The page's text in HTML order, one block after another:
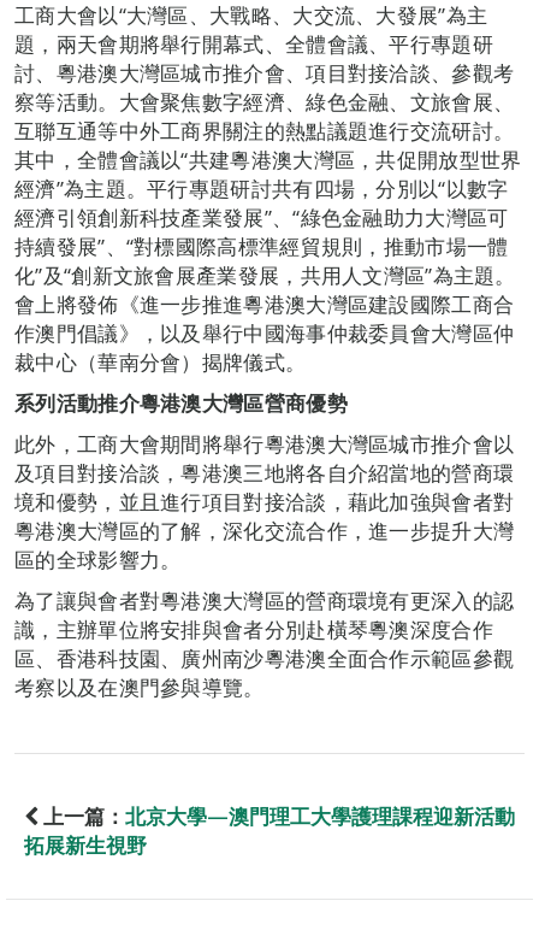
工商大會以“大灣區、大戰略、大交流、大發展”為主
題，兩天會期將舉行開幕式、全體會議、平行專題研
討、粵港澳大灣區城市推介會、項目對接洽談、參觀考
察等活動。大會聚焦數字經濟、綠色金融、文旅會展、
互聯互通等中外工商界關注的熱點議題進行交流研討。
其中，全體會議以“共建粵港澳大灣區，共促開放型世界
經濟”為主題。平行專題研討共有四場，分別以“以數字
經濟引領創新科技產業發展”、“綠色金融助力大灣區可
持續發展”、“對標國際高標準經貿規則，推動市場一體
化”及“創新文旅會展產業發展，共用人文灣區”為主題。
會上將發佈《進一步推進粵港澳大灣區建設國際工商合
作澳門倡議》，以及舉行中國海事仲裁委員會大灣區仲
裁中心（華南分會）揭牌儀式。
系列活動推介粵港澳大灣區營商優勢
此外，工商大會期間將舉行粵港澳大灣區城市推介會以
及項目對接洽談，粵港澳三地將各自介紹當地的營商環
境和優勢，並且進行項目對接洽談，藉此加強與會者對
粵港澳大灣區的了解，深化交流合作，進一步提升大灣
區的全球影響力。
為了讓與會者對粵港澳大灣區的營商環境有更深入的認
識，主辦單位將安排與會者分別赴橫琴粵澳深度合作
區、香港科技園、廣州南沙粵港澳全面合作示範區參觀
考察以及在澳門參與導覽。
上一篇： 北京大學—澳門理工大學護理課程迎新活動
拓展新生視野